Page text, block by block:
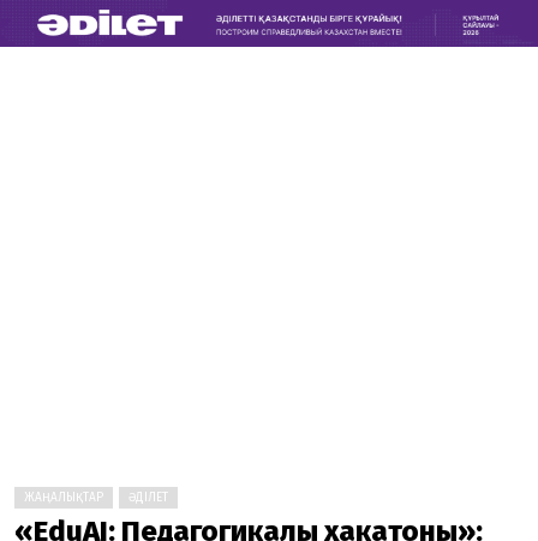
ЖАҢАЛЫҚТАР ӘДІЛЕТ
«EduAI: Педагогикалық хакатоны»: